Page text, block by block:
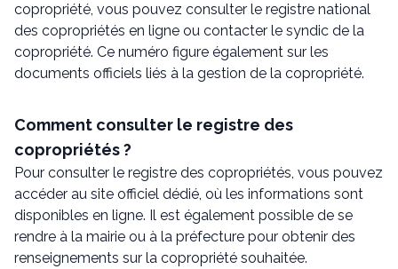
copropriété, vous pouvez consulter le registre national
des copropriétés en ligne ou contacter le syndic de la
copropriété. Ce numéro figure également sur les
documents officiels liés à la gestion de la copropriété.
Comment consulter le registre des
copropriétés ?
Pour consulter le registre des copropriétés, vous pouvez
accéder au site officiel dédié, où les informations sont
disponibles en ligne. Il est également possible de se
rendre à la mairie ou à la préfecture pour obtenir des
renseignements sur la copropriété souhaitée.